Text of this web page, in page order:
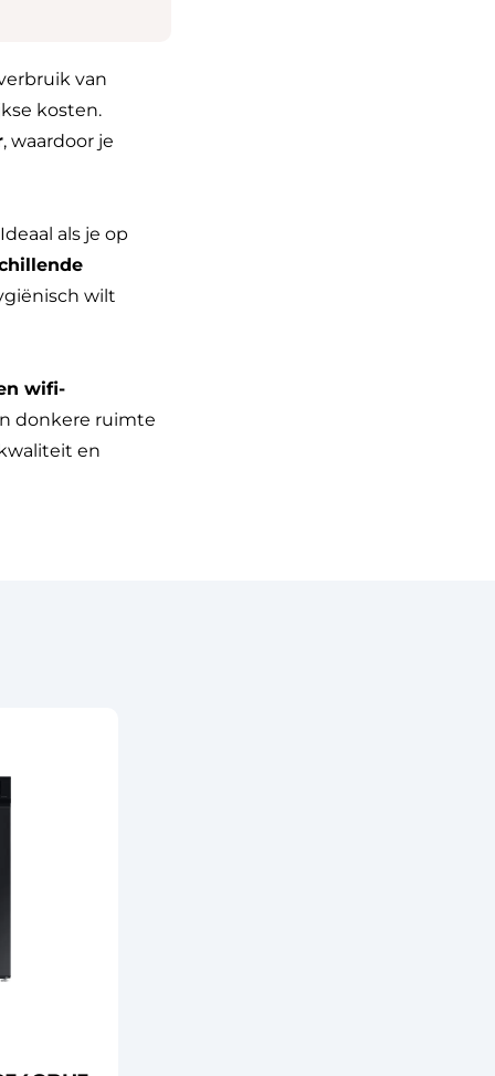
van
kosten.
, waardoor je
als je op
wilt
wifi-
donkere ruimte
en